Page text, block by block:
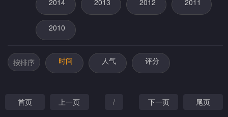
2014 2013 2012 2011
2010
按排序 时间 人气 评分
首页 上一页 / 下一页 尾页